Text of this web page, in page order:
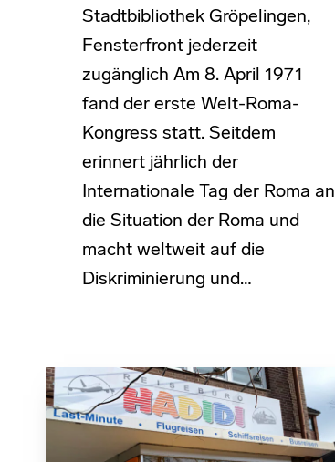
Stadtbibliothek Gröpelingen,
Fensterfront jederzeit
zugänglich Am 8. April 1971
fand der erste Welt-Roma-
Kongress statt. Seitdem
erinnert jährlich der
Internationale Tag der Roma an
die Situation der Roma und
macht weltweit auf die
Diskriminierung und…